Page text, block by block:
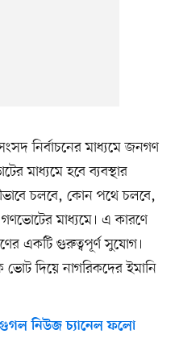
নির্বাচনের মাধ্যমে জনগণ
মাধ্যমে হবে ব্যবস্থার
চলবে, কোন পথে চলবে,
গণভোটের মাধ্যমে। এ কারণে
একটি গুরুত্বপূর্ণ সুযোগ।
দিয়ে নাগরিকদের ইমানি
নিউজ চ্যানেল ফলো